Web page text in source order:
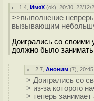
1.4 ,ИмяХ (ok), 20:30, 22/12/
>>выполнение
вызывающим
Доигрались со своими
должно было
2.7 ,Аноним (7),
> Доигрались со
> из-за которого
> теперь